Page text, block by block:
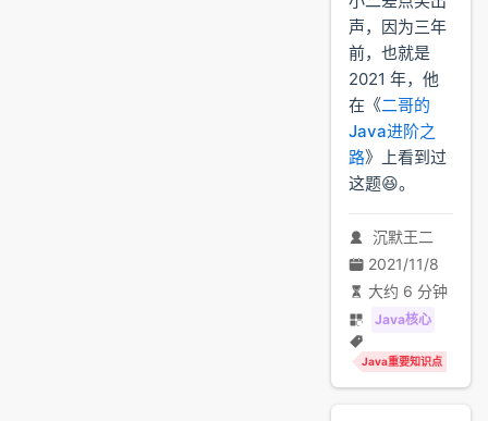
声，因为三年
前，也就是
2021 年，他
在《二哥的
Java进阶之
路》上看到过
这题😆。
沉默王二
2021/11/8
大约 6 分钟
Java核心
Java重要知识点